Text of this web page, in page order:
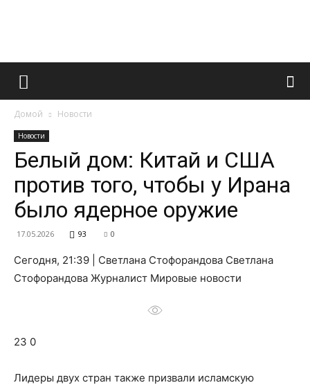
Французский
и
о
нем
Домой Новости
Новости
Белый дом: Китай и США
против того, чтобы у Ирана
было ядерное оружие
17.05.2026 93 0
Сегодня, 21:39 | Светлана Стофорандова Светлана
Стофорандова Журналист Мировые новости
23 0
Лидеры двух стран также призвали исламскую